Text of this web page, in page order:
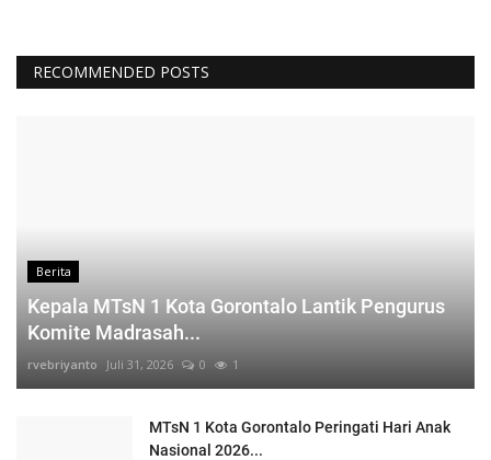
RECOMMENDED POSTS
Berita
Kepala MTsN 1 Kota Gorontalo Lantik Pengurus
Komite Madrasah...
rvebriyanto Juli 31, 2026 0 1
MTsN 1 Kota Gorontalo Peringati Hari Anak
Nasional 2026...